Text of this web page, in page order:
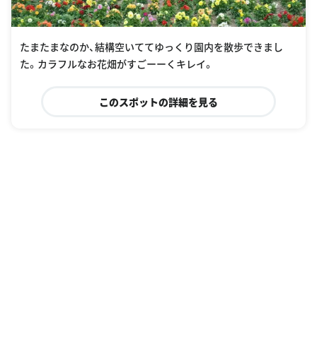
たまたまなのか、結構空いててゆっくり園内を散歩できまし
た。カラフルなお花畑がすごーーくキレイ。
このスポットの詳細を見る